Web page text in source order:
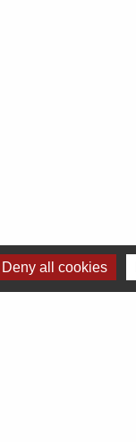
Deny all cookies